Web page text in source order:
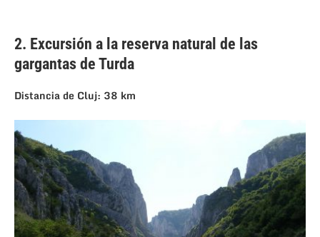
2. Excursión a la reserva natural de las
gargantas de Turda
Distancia de Cluj: 38 km